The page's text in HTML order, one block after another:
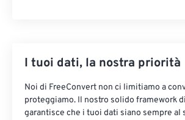
I tuoi dati, la nostra priorità
Noi di FreeConvert non ci limitiamo a
proteggiamo. Il nostro solido framework
garantisce che i tuoi dati siano sempre al